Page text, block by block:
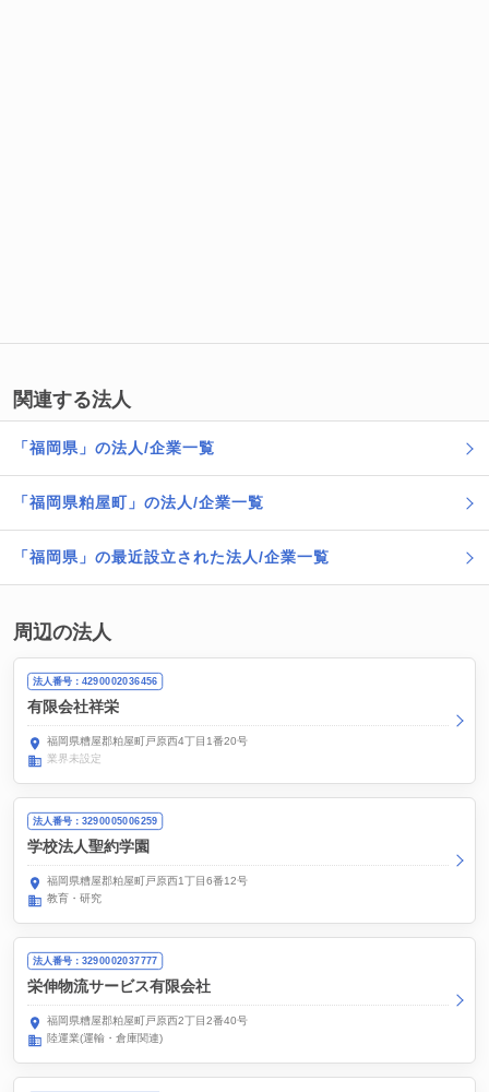
関連する法人
「福岡県」の法人/企業一覧
「福岡県粕屋町」の法人/企業一覧
「福岡県」の最近設立された法人/企業一覧
周辺の法人
法人番号：4290002036456
有限会社祥栄
福岡県糟屋郡粕屋町戸原西4丁目1番20号
業界未設定
法人番号：3290005006259
学校法人聖約学園
福岡県糟屋郡粕屋町戸原西1丁目6番12号
教育・研究
法人番号：3290002037777
栄伸物流サービス有限会社
福岡県糟屋郡粕屋町戸原西2丁目2番40号
陸運業(運輸・倉庫関連)